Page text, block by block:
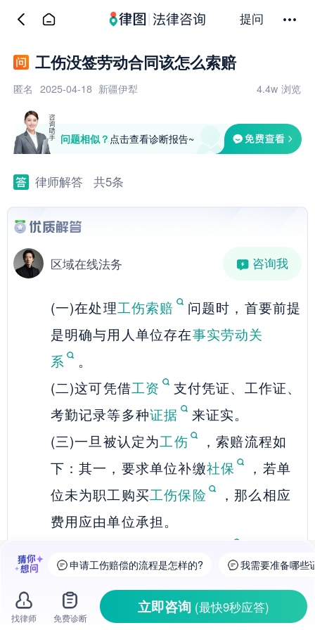
提问
工伤没签劳动合同该怎么索赔
4.4w 浏览
匿名 2025-04-18 新疆伊犁
问题相似？ 点击查看诊断报告~
律师解答 共5条
区域在线法务 咨询我
(一)在处理工伤索赔
问题时，首要前提
是明确与用人单位存在事实劳动关
系
。
(二)这可凭借工资
支付凭证、工作证、
考勤记录等多种证据
来证实。
(三)一旦被认定为工伤
，索赔流程如
下：其一，要求单位补缴社保
，若单
位未为职工购买工伤保险
，那么相应
费用应由单位承担。
定伤残等级
。
(五)索赔时，职工可主张包括医疗费
申请工伤赔偿的流程是怎样的? 我需要准备哪些
找律师 免费诊断
立即咨询 (最快9秒应答)